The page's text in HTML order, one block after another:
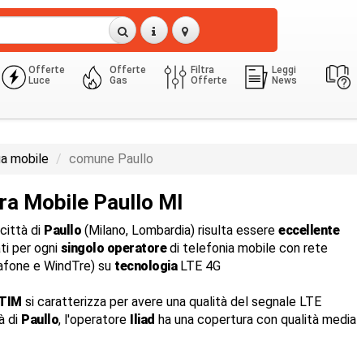
Offerte
Luce
Offerte
Gas
Filtra
Offerte
Leggi
News
mobile comune Paullo
Mobile Paullo MI
città di Paullo (Milano, Lombardia) risulta essere eccellente
per ogni singolo operatoredi telefonia mobile con rete
e WindTre) su tecnologiaLTE 4G
si caratterizza per avere una qualità del segnale LTE
di Paullo, l'operatore Iliad ha una copertura con qualità media